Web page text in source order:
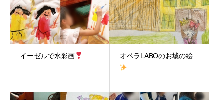
イーゼルで水彩画 オペラLABOのお城の絵